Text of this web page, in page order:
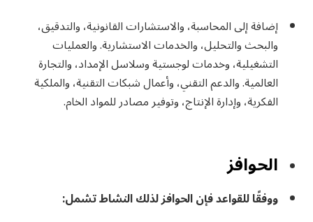
إضافة إلى المحاسبة، والاستشارات القانونية، والتدقيق،
والبحث والتحليل، والخدمات الاستشارية. والعمليات
التشغيلية، وخدمات لوجستية وسلاسل الإمداد، والتجارة
العالمية. والدعم التقني، وأعمال شبكات التقنية، والملكية
الفكرية، وإدارة الإنتاج، وتوفير مصادر للمواد الخام.​
الحوافز
ووفقًا للقواعد فإن الحوافز لذلك النشاط تشمل: